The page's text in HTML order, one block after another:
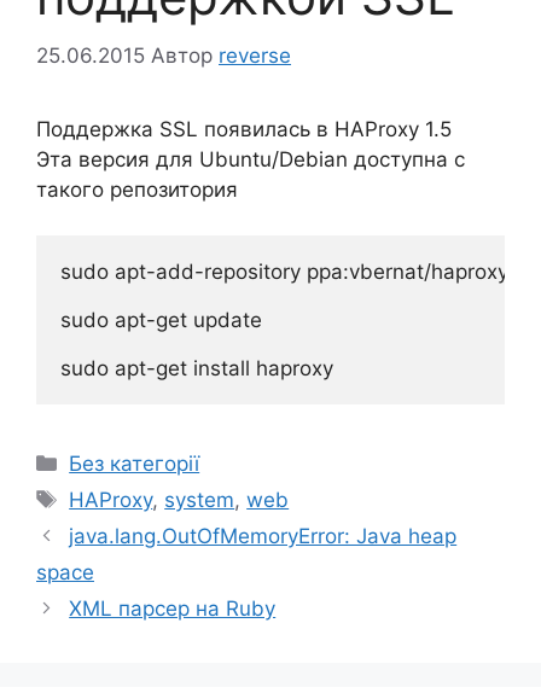
25.06.2015 Автор reverse
Поддержка SSL появилась в HAProxy 1.5
Эта версия для Ubuntu/Debian доступна с
такого репозитория
sudo apt-add-repository ppa:vbernat/haproxy-
sudo apt-get update
Категорії
Без категорії
Позначки
HAProxy, system,web
java.lang.OutOfMemoryError: Java heap
space
XML парсер на Ruby